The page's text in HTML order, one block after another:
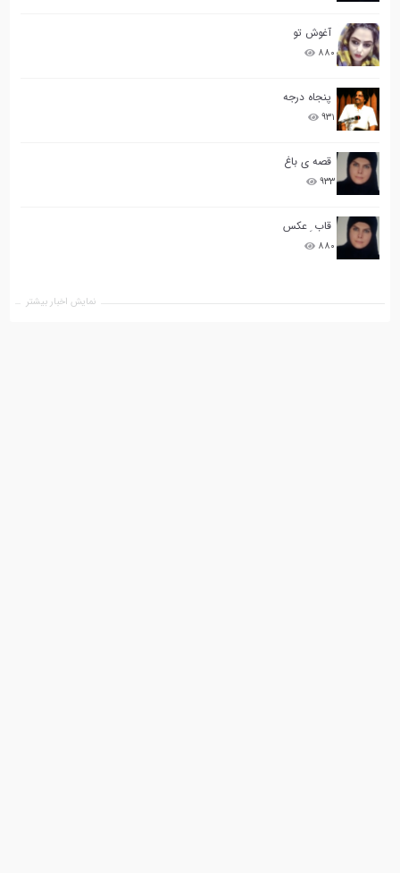
آغوش تو
۸۸۰
پنجاه درجه
۹۳۱
قصه ی باغ
۹۳۳
قاب ِ عکس
۸۸۰
نمایش اخبار بیشتر